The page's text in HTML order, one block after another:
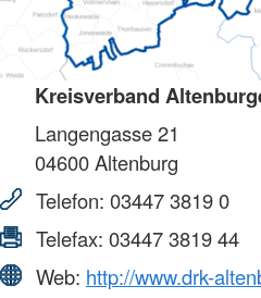
Kreisverband
Langengasse 21
04600Altenburg
Telefon: 03447 3819 0
Telefax: 03447 3819 44
Web: http://www.drk-